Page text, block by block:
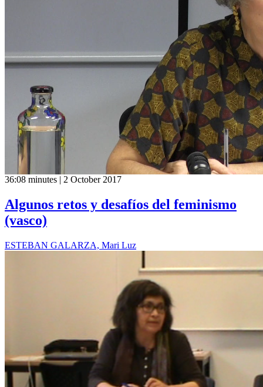
36:08 minutes | 2 October 2017
Algunos retos y desafíos del feminismo
(vasco)
ESTEBAN GALARZA, Mari Luz